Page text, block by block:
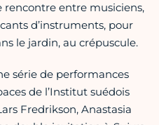
rencontre entre musiciens,
d’instruments, pour
le jardin, au crépuscule.
série de performances
de l’Institut suédois
Fredrikson, Anastasia